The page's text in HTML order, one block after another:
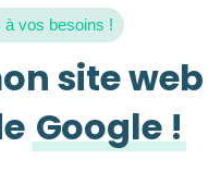
à vos besoins !
site web
Google !